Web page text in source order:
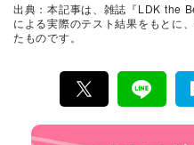
ディアで情報を発
『LDK』と同様、
出典：本記事は、雑誌『LDK the
による実際のテスト結果をもとに
たものです。